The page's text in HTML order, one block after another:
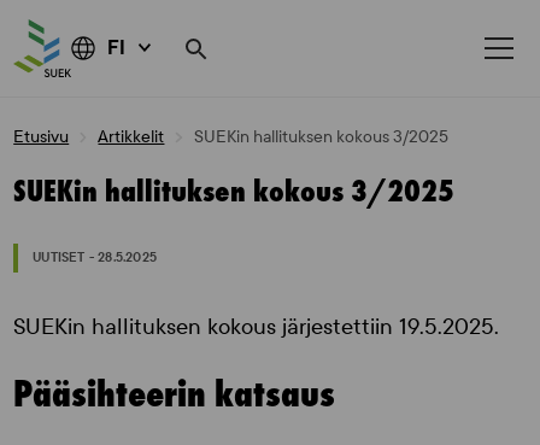
FI
Etusivu Artikkelit SUEKin hallituksen kokous 3/2025
SUEKin hallituksen kokous 3/2025
UUTISET - 28.5.2025
SUEKin hallituksen kokous järjestettiin 19.5.2025.
Pääsihteerin katsaus